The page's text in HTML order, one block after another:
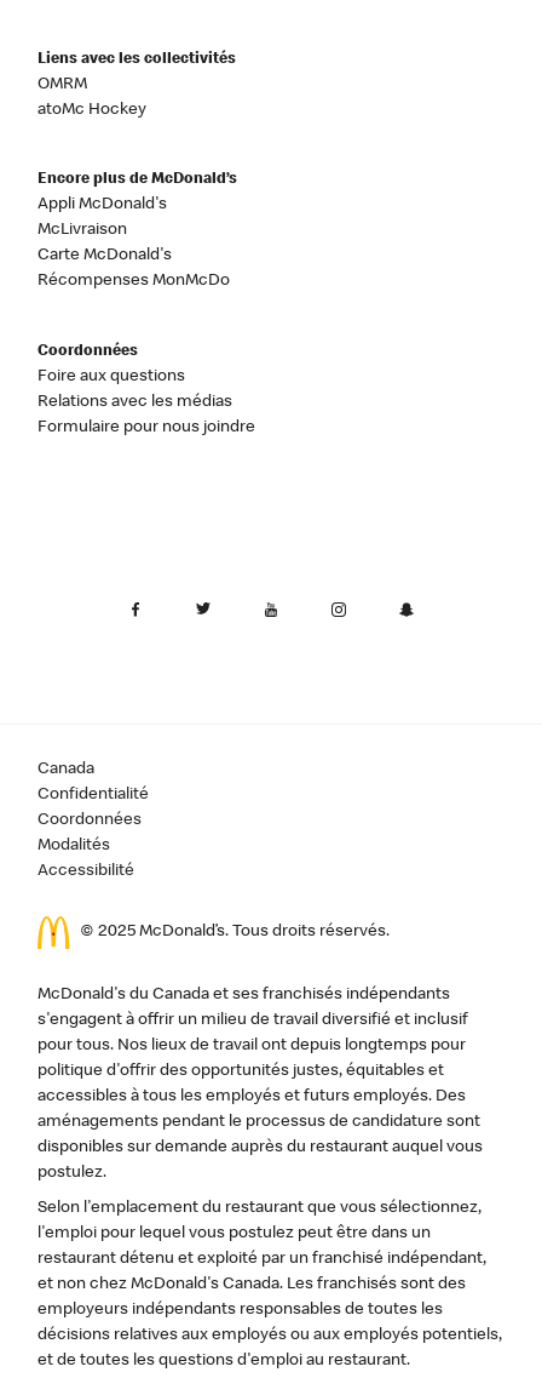
Liens avec les collectivités
OMRM
atoMc Hockey
Encore plus de McDonald’s
Appli McDonald's
McLivraison
Carte McDonald's
Récompenses MonMcDo
Coordonnées
Foire aux questions
Relations avec les médias
Formulaire pour nous joindre
Canada
Confidentialité
Coordonnées
Modalités
Accessibilité
© 2025 McDonald’s. Tous droits réservés.
McDonald's du Canada et ses franchisés indépendants
s'engagent à offrir un milieu de travail diversifié et inclusif
pour tous. Nos lieux de travail ont depuis longtemps pour
politique d'offrir des opportunités justes, équitables et
accessibles à tous les employés et futurs employés. Des
aménagements pendant le processus de candidature sont
disponibles sur demande auprès du restaurant auquel vous
postulez.
Selon l'emplacement du restaurant que vous sélectionnez,
l'emploi pour lequel vous postulez peut être dans un
restaurant détenu et exploité par un franchisé indépendant,
et non chez McDonald's Canada. Les franchisés sont des
employeurs indépendants responsables de toutes les
décisions relatives aux employés ou aux employés potentiels,
et de toutes les questions d'emploi au restaurant.